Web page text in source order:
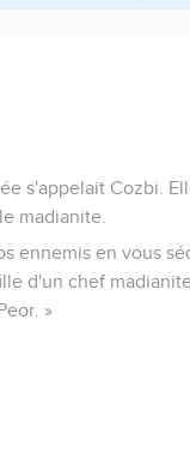
s'appelait Cozbi.
madianite.
ennemis en vous
d'un chef
»